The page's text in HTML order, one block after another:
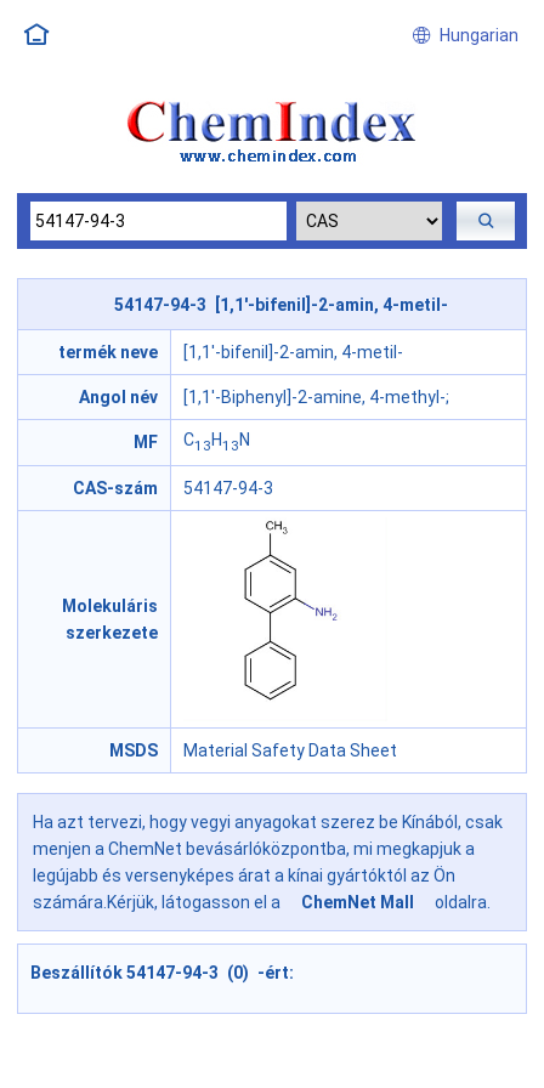
Hungarian
54147-94-3 [1,1'-bifenil]-2-amin, 4-metil-
termék neve [1,1'-bifenil]-2-amin, 4-metil-
Angol név [1,1'-Biphenyl]-2-amine, 4-methyl-;
MF C13 H13 N
CAS-szám 54147-94-3
Molekuláris
szerkezete
MSDS Material Safety Data Sheet
Ha azt tervezi, hogy vegyi anyagokat szerez be Kínából, csak
menjen a ChemNet bevásárlóközpontba, mi megkapjuk a
legújabb és versenyképes árat a kínai gyártóktól az Ön
számára.Kérjük, látogasson el a
ChemNet Mall oldalra.
Beszállítók 54147-94-3 (0) -ért: